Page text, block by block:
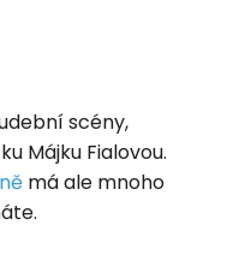
scény,
Májku Fialovou.
má ale mnoho